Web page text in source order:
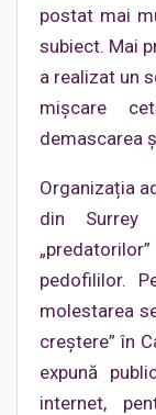
postat mai
subiect. Mai
a realizat un
mișcare
demascarea
Organizația
din Surrey
pedofililor.
molestarea
creștere” în
expună
internet,